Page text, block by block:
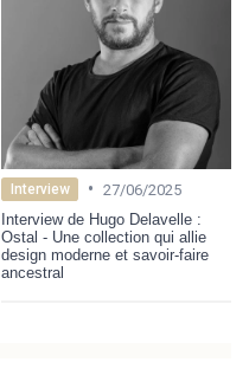
Interview • 27/06/2025
Interview de Hugo Delavelle :
Ostal - Une collection qui allie
design moderne et savoir-faire
ancestral